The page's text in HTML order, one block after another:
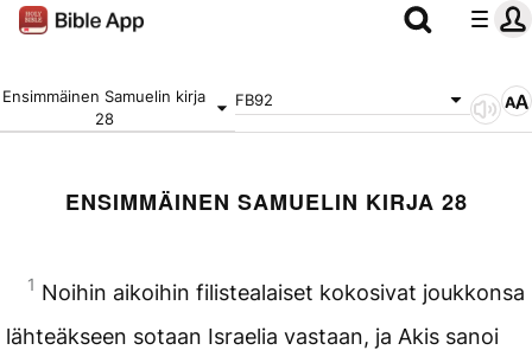
Ensimmäinen Samuelin kirja
28
FB92
ENSIMMÄINEN SAMUELIN KIRJA 28
1 Noihin aikoihin filistealaiset kokosivat joukkonsa
lähteäkseen sotaan Israelia vastaan, ja Akis sanoi